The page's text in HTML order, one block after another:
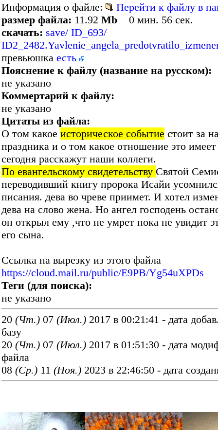
Информация о файле:
Перейти к файлу в
размер файла: 11.92 Mb 0 мин. 56 сек.
скачать: save/ ID_693/
превьюшка есть
Пояснение к файлу (название на русском):
не указано
Коммертарий к файлу:
не указано
Цитаты из файла:
О том какое историческое событие стоит за
праздника и о том какое отношение это
сегодня расскажут наши коллеги.
По евангельскому свидетельству Святой
переводивший книгу пророка Исайи
писания. дева во чреве приимет. И хотел
дева на слово жена. Но ангел господень
он открыл ему ,что не умрет пока не увидит
его сына.
Ссылка на вырезку из этого файла
https://cloud.mail.ru/public/E9PB/Yg54uXPDs
Теги (для поиска):
не указано
20 (Чт.) 07 (Июл.) 2017 в 00:21:41 - дата
базу
20 (Чт.) 07 (Июл.) 2017 в 01:51:30 - дата
файла
08 (Ср.) 11 (Ноя.) 2023 в 22:46:50 - дата